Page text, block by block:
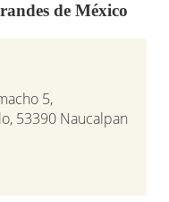
de México
5,
53390 Naucalpan